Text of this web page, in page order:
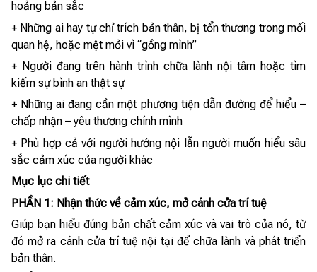
hoảng bản sắc
+ Những ai hay tự chỉ trích bản thân, bị tổn thương trong mối
quan hệ, hoặc mệt mỏi vì “gồng mình”
+ Người đang trên hành trình chữa lành nội tâm hoặc tìm
kiếm sự bình an thật sự
+ Những ai đang cần một phương tiện dẫn đường để hiểu –
chấp nhận – yêu thương chính mình
+ Phù hợp cả với người hướng nội lẫn người muốn hiểu sâu
sắc cảm xúc của người khác
Mục lục chi tiết
PHẦN 1: Nhận thức về cảm xúc, mở cánh cửa trí tuệ
Giúp bạn hiểu đúng bản chất cảm xúc và vai trò của nó, từ
đó mở ra cánh cửa trí tuệ nội tại để chữa lành và phát triển
bản thân.